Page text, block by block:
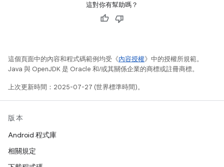
這對你有幫助嗎？
這個頁面中的內容和程式碼範例均受《內容授權》中的授權所規範。
Java 與 OpenJDK 是 Oracle 和/或其關係企業的商標或註冊商標。
上次更新時間：2025-07-27 (世界標準時間)。
版本
Android 程式庫
相關規定